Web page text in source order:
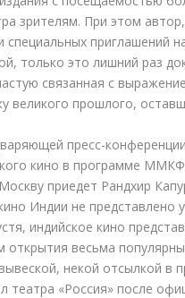
зрителям. При этом
приглашений
только это лишний раз
связанная с
великого прошлого,
пресс-
кино в программе
приедет Рандхир
Индии не представлено
индийское кино
весьма
некой отсылкой в
театра «Россия» после